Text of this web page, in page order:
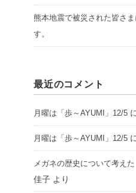
熊本地震で被災された皆さ
す。
最近のコメント
月曜は「歩～AYUMI」12/5
月曜は「歩～AYUMI」12/5
メガネの歴史について考え
佳子 より